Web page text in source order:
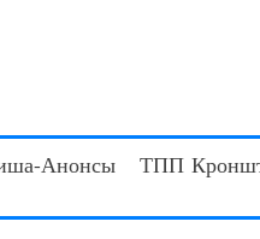
Анонсы ТПП